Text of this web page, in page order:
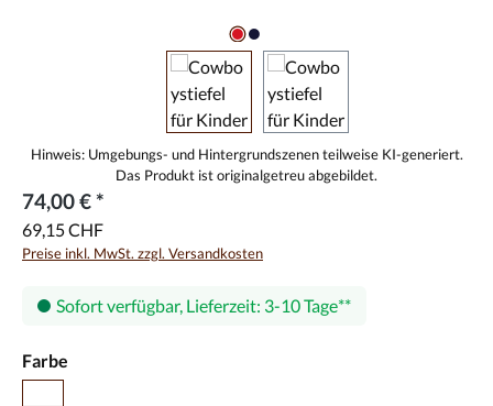
74,00 € *
69,15 CHF
Preise inkl. MwSt. zzgl. Versandkosten
Sofort verfügbar, Lieferzeit: 3-10 Tage
Farbe